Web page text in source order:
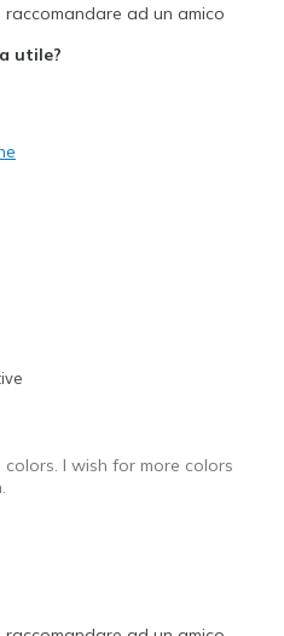
ad un amico
utile?
I wish for more colors